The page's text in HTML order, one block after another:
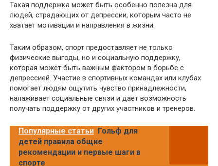
Такая поддержка может быть особенно полезна для
людей, страдающих от депрессии, которым часто не
хватает мотивации и направления в жизни.
Таким образом, спорт предоставляет не только
физические выгоды, но и социальную поддержку,
которая может быть важным фактором в борьбе с
депрессией. Участие в спортивных командах или клубах
помогает людям ощутить чувство принадлежности,
налаживает социальные связи и дает возможность
получать поддержку от других участников и тренеров.
Популярные статьи Гольф для
детей правила общие
рекомендации и первые шаги в
спорте